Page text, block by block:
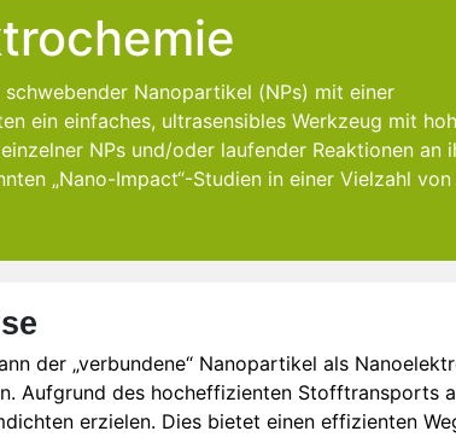
Nanopartikel (NPs) mit einer
ein einfaches, ultrasensibles Werkzeug mit
NPs und/oder laufender Reaktionen an
„Nano-Impact“-Studien in einer Vielzahl von
der „verbundene“ Nanopartikel als
Aufgrund des hocheffizienten Stofftransports
erzielen. Dies bietet einen effizienten